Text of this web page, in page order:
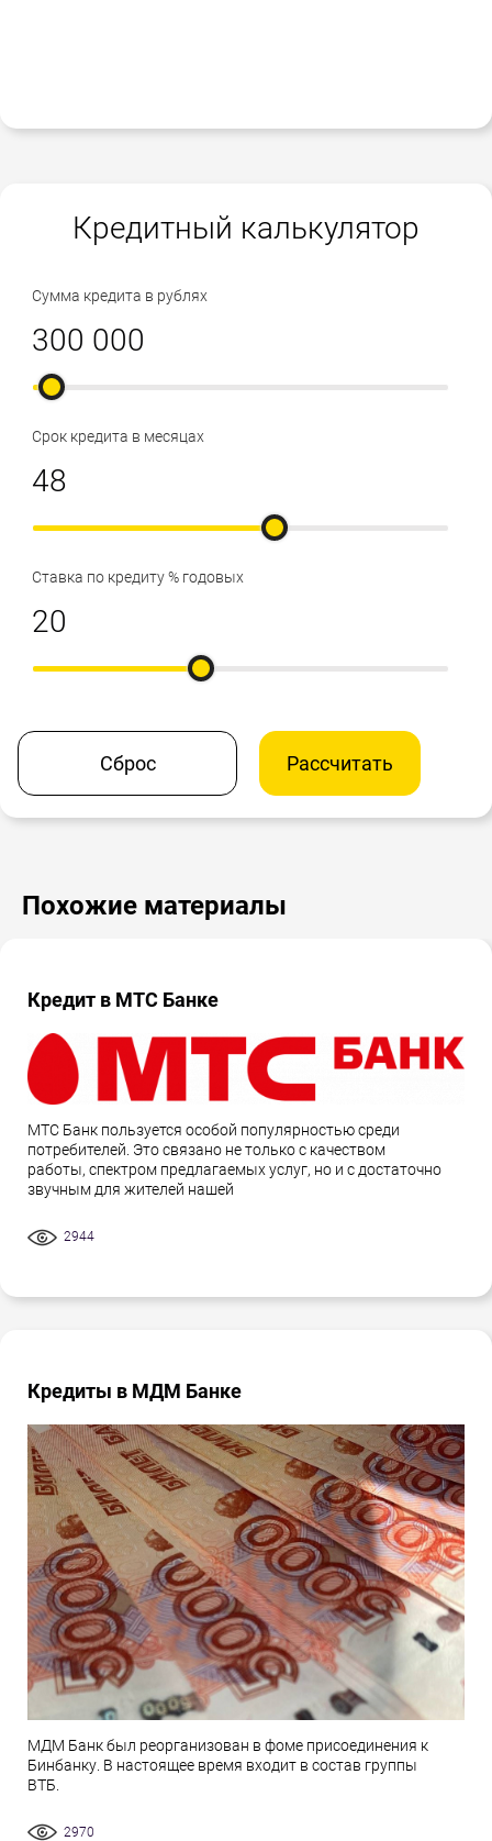
Кредитный калькулятор
Сумма кредита в рублях
Срок кредита в месяцах
Ставка по кредиту % годовых
Сброс Рассчитать
Похожие материалы
Кредит в МТС Банке
МТС Банк пользуется особой популярностью среди
потребителей. Это связано не только с качеством
работы, спектром предлагаемых услуг, но и с достаточно
звучным для жителей нашей
2944
Кредиты в МДМ Банке
МДМ Банк был реорганизован в фоме присоединения к
Бинбанку. В настоящее время входит в состав группы
ВТБ.
2970